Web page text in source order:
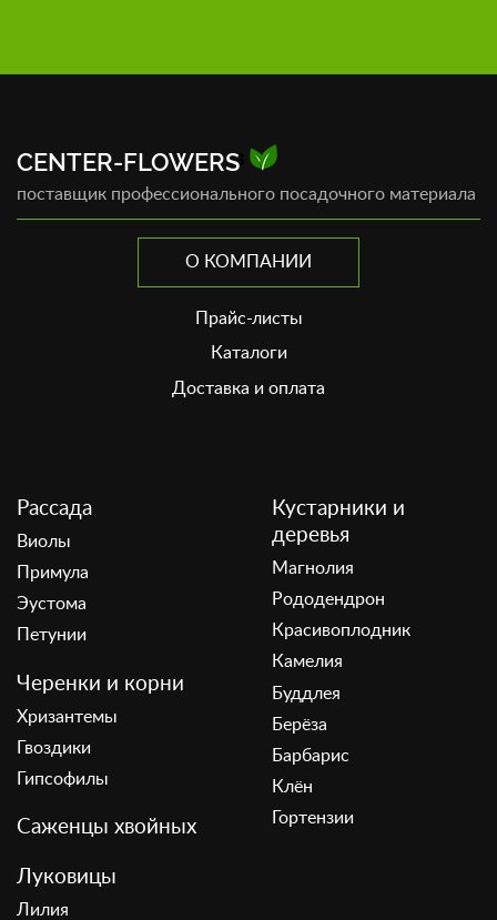
CENTER-FLOWERS
поставщик профессионального посадочного материала
О КОМПАНИИ
Прайс-листы
Каталоги
Доставка и оплата
Рассада
Виолы
Примула
Эустома
Петунии
Черенки и корни
Хризантемы
Гвоздики
Гипсофилы
Саженцы хвойных
Кустарники и
деревья
Магнолия
Рододендрон
Красивоплодник
Камелия
Буддлея
Берёза
Барбарис
Клён
Гортензии
Луковицы
Лилия